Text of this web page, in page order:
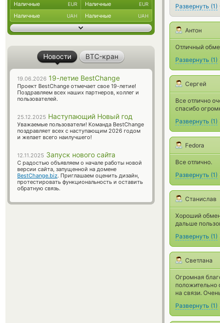
Развернуть (1)
Антон
Отличный
Развернуть (1)
Сергей
Все отлично
спасибо
Развернуть (1)
Fedora
Все отлично.
Развернуть (1)
Станислав
Хороший
дальше
Развернуть (1)
Светлана
Огромная
положительно
на связи.
Развернуть (1)
Наличные EUR Наличные EUR
Наличные UAH Наличные UAH
Новости BTC-кран
19.06.2026 19-летие BestChange
Проект BestChange отмечает свое 19-летие!
Поздравляем всех наших партнеров, коллег и
пользователей.
25.12.2025 Наступающий Новый год
Уважаемые пользователи! Команда BestChange
поздравляет всех с наступающим 2026 годом
и желает всего наилучшего!
12.11.2025 Запуск нового сайта
С радостью объявляем о начале работы новой
версии сайта, запущенной на домене
BestChange.biz. Приглашаем оценить дизайн,
протестировать функциональность и оставить
обратную связь.